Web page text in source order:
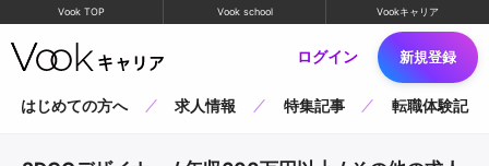
Vook TOP Vook school Vookキャリア
ログイン 新規登録
はじめての方へ 求人情報 特集記事 転職体験記